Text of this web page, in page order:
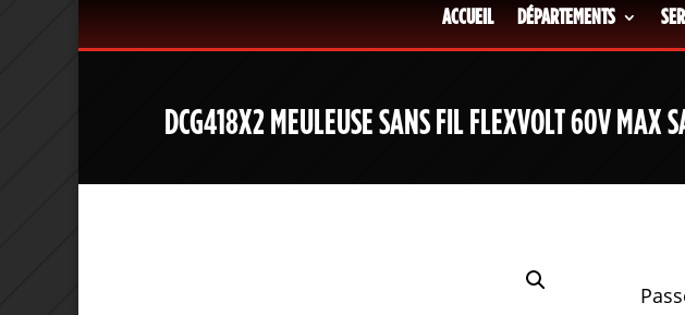
ACCUEIL DÉPARTEMENTS
DCG418X2 MEULEUSE SANS FIL FLEXVOLT 60V